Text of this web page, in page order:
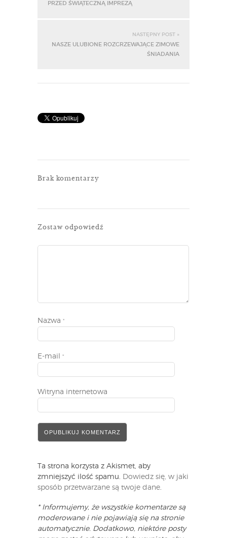
PRZED ŚWIĄTECZNĄ IMPREZĄ
NASTĘPNY POST »
NASZE ULUBIONE ROZGRZEWAJĄCE ZIMOWE
ŚNIADANIA
Brak komentarzy
Zostaw odpowiedź
Nazwa *
E-mail *
Witryna internetowa
Ta strona korzysta z Akismet, aby
zmniejszyć ilość spamu. Dowiedz się, w jaki
sposób przetwarzane są twoje dane.
* Informujemy, że wszystkie komentarze są
moderowane i nie pojawiają się na stronie
automatycznie. Dodatkowo, niektóre posty